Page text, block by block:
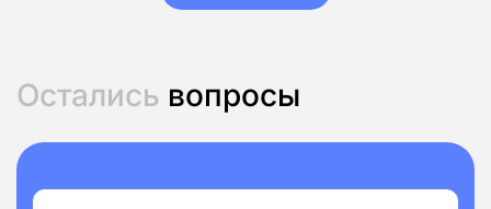
Остались вопросы